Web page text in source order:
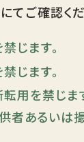
ご確認くだ
じます。
じます。
用を禁じま
者あるいは